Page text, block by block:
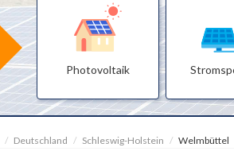
Photovoltaik
Deutschland Schleswig-Holstein Welmbüttel